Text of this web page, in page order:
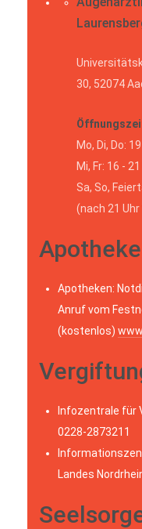
30, 52074
Mo, Di, Do:
Mi, Fr: 16 -
Sa, So,
(nach 21
Apotheken:
Anruf vom
(kostenlos)
Infozentrale für
0228-2873211
Landes